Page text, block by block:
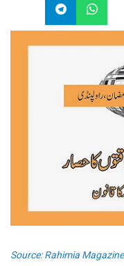
Source: Rahimia